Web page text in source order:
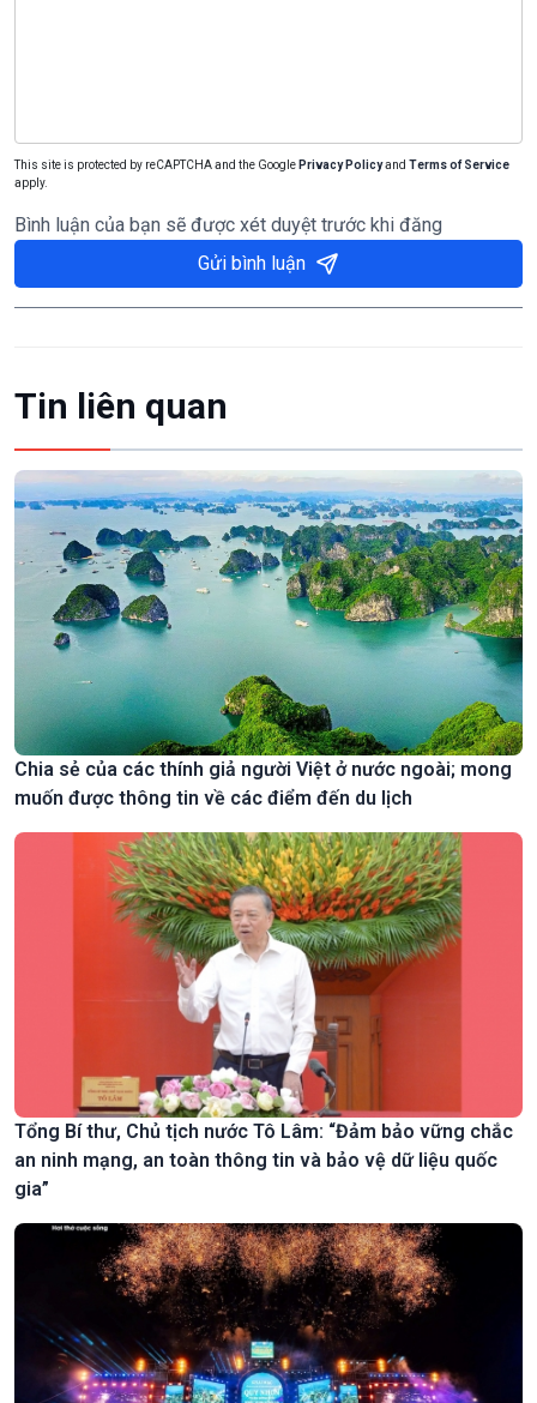
This site is protected by reCAPTCHA and the Google Privacy Policyand Terms of Service
apply.
Bình luận của bạn sẽ được xét duyệt trước khi đăng
Gửi bình luận
Tin liên quan
Chia sẻ của các thính giả người Việt ở nước ngoài; mong
muốn được thông tin về các điểm đến du lịch
Tổng Bí thư, Chủ tịch nước Tô Lâm: “Đảm bảo vững chắc
an ninh mạng, an toàn thông tin và bảo vệ dữ liệu quốc
gia”